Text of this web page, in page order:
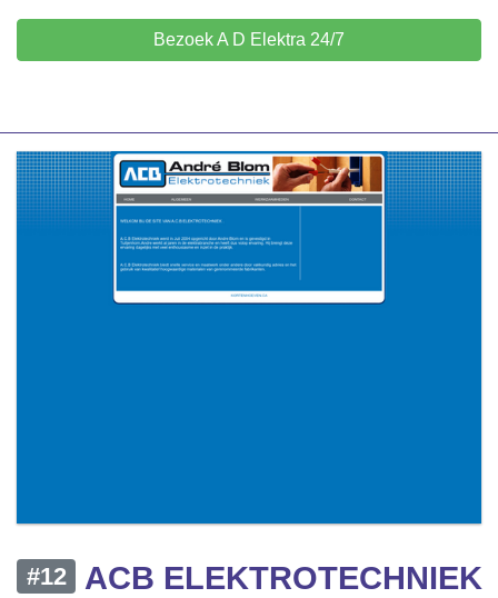
Bezoek A D Elektra 24/7
#12 ACB ELEKTROTECHNIEK